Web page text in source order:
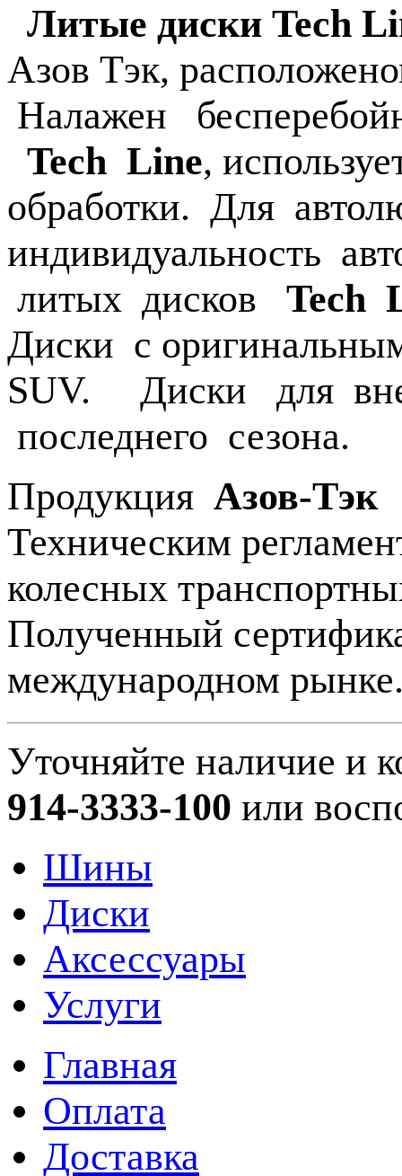
Литые диски Tech
Азов Тэк,
Налажен
Tech Line,
обработки. Для
индивидуальность
литых дисков Tech
Диски с
SUV. Диски для
последнего сезона.
Продукция Азов-Тэк
Техническим
колесных
Полученный
международном
Уточняйте наличие и
914-3333-100 или
Шины
Диски
Аксессуары
Услуги
Главная
Оплата
Доставка